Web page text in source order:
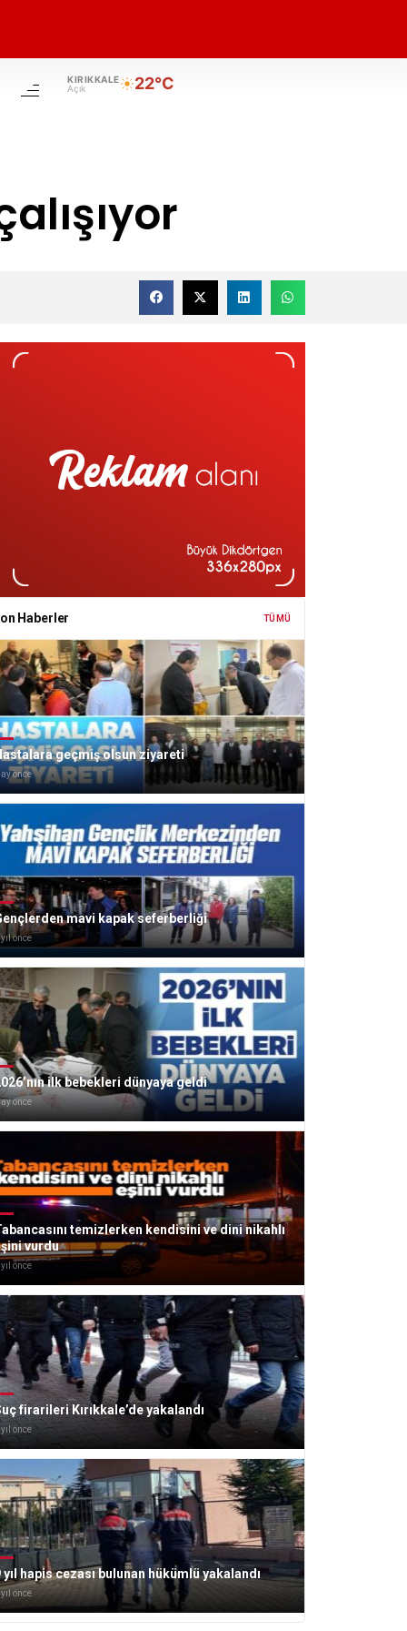
KIRIKKALE
Açık
22°C
Haberler TÜMÜ
geçmiş olsun ziyareti
önce
mavi kapak seferberliği
önce
ilk bebekleri dünyaya geldi
önce
temizlerken kendisini ve dini nikahlı
vurdu
önce
firarileri Kırıkkale’de yakalandı
önce
yıl hapis cezası bulunan hükümlü yakalandı
önce